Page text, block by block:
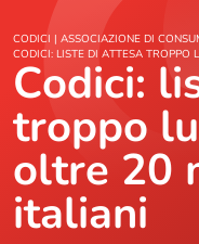
Chi Siamo
Cosa
Area
CODICI | ASSOCIAZIONE DI
CODICI: LISTE DI ATTESA TROPPO
Codici:
troppo
oltre 20
italiani